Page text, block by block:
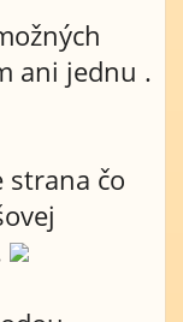
ani jednu .
strana čo